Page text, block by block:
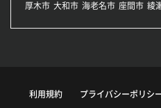
厚木市 大和市 海老名市 座間市 綾
利用規約 プライバシーポリシ